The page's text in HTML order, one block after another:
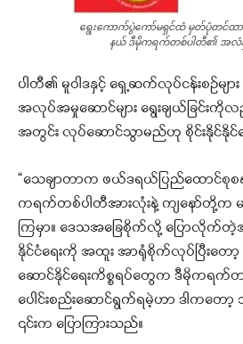
ရွေး​ကောက်​ပွဲ​ကော်​မရှင်​ထံ မှတ်​ပုံတင်​ထာ
နယ်​ ဒီမိုကရက်​တစ်​ပါတီ၏ အ
ပါတီ၏ မူဝါဒနှင့် ရှေ့ဆက်လုပ်ငန်းစဉ်များ
အလုပ်အမှုဆောင်များ ရွေးချယ်ခြင်းကိုလ
အတွင်း လုပ်ဆောင်သွာမည်ဟု စိုင်းနိုင်နိုင်
“သေချာတာက ဖယ်ဒရယ်ပြည်ထောင်စု
ကရက်တစ်ပါတီအားလုံးနဲ့ ကျနော်တို့က
ကြမှာ။ ဒေသအခြေစိုက်လို့ ပြောလိုက်တဲ့
နိုင်ငံရေးကို အထူး အာရုံစိုက်လုပ်ပြီးတေ
ဆောင်နိုင်ရေးကိစ္စရပ်တွေက ဒီမိုကရက်
ပေါင်းစည်းဆောင်ရွက်ရမဲ့ဟာ ဒါကတော့
၎င်းက ပြောကြားသည်။